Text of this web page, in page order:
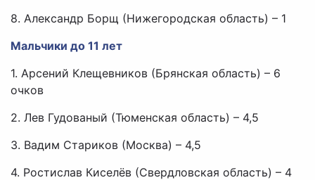
8. Александр Борщ (Нижегородская область) – 1
Мальчики до 11 лет
1. Арсений Клещевников (Брянская область) – 6
очков
2. Лев Гудованый (Тюменская область) – 4,5
3. Вадим Стариков (Москва) – 4,5
4. Ростислав Киселёв (Свердловская область) – 4